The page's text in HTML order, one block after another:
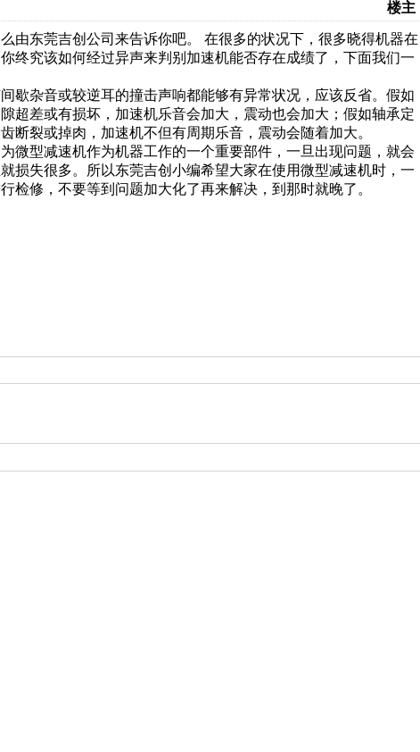
楼主
由东莞吉创公司来告诉你吧。 在很多的状况下，很多晓得机器在
终究该如何经过异声来判别加速机能否存在成绩了，下面我们一
歇杂音或较逆耳的撞击声响都能够有异常状况，应该反省。假如
超差或有损坏，加速机乐音会加大，震动也会加大；假如轴承定
断裂或掉肉，加速机不但有周期乐音，震动会随着加大。
微型减速机作为机器工作的一个重要部件，一旦出现问题，就会
损失很多。所以东莞吉创小编希望大家在使用微型减速机时，一
检修，不要等到问题加大化了再来解决，到那时就晚了。